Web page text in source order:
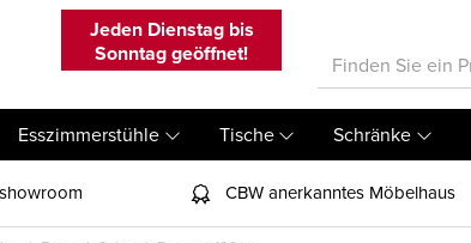
Jeden Dienstag bis
Sonntag geöffnet!
Esszimmerstühle Tische Schränke
CBW anerkanntes Möbelhaus